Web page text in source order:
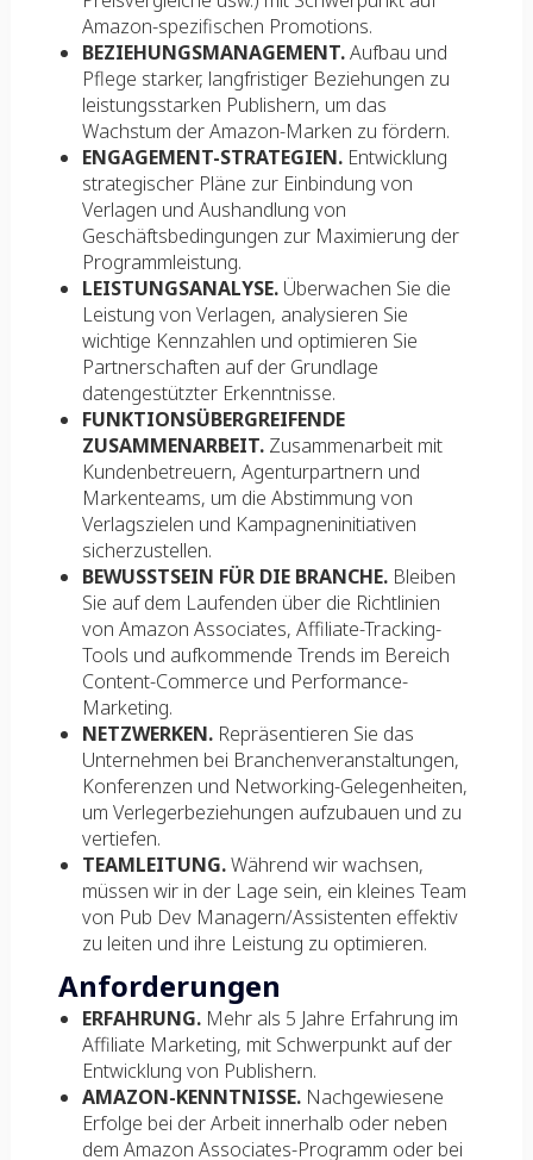
Amazon-spezifischen Promotions.
BEZIEHUNGSMANAGEMENT.Aufbau und
Pflege starker, langfristiger Beziehungen zu
leistungsstarken Publishern, um das
Wachstum der Amazon-Marken zu fördern.
ENGAGEMENT-STRATEGIEN.Entwicklung
strategischer Pläne zur Einbindung von
Verlagen und Aushandlung von
Geschäftsbedingungen zur Maximierung der
Programmleistung.
LEISTUNGSANALYSE.Überwachen Sie die
Leistung von Verlagen, analysieren Sie
wichtige Kennzahlen und optimieren Sie
Partnerschaften auf der Grundlage
datengestützter Erkenntnisse.
FUNKTIONSÜBERGREIFENDE
ZUSAMMENARBEIT.Zusammenarbeit mit
Kundenbetreuern, Agenturpartnern und
Markenteams, um die Abstimmung von
Verlagszielen und Kampagneninitiativen
sicherzustellen.
BEWUSSTSEIN FÜR DIE BRANCHE.Bleiben
Sie auf dem Laufenden über die Richtlinien
von Amazon Associates, Affiliate-Tracking-
Tools und aufkommende Trends im Bereich
Content-Commerce und Performance-
Marketing.
NETZWERKEN.Repräsentieren Sie das
Unternehmen bei Branchenveranstaltungen,
Konferenzen und Networking-Gelegenheiten,
um Verlegerbeziehungen aufzubauen und zu
vertiefen.
TEAMLEITUNG.Während wir wachsen,
müssen wir in der Lage sein, ein kleines Team
von Pub Dev Managern/Assistenten effektiv
zu leiten und ihre Leistung zu optimieren.
Anforderungen
ERFAHRUNG.Mehr als 5 Jahre Erfahrung im
Affiliate Marketing, mit Schwerpunkt auf der
Entwicklung von Publishern.
AMAZON-KENNTNISSE.Nachgewiesene
Erfolge bei der Arbeit innerhalb oder neben
dem Amazon Associates-Programm oder bei